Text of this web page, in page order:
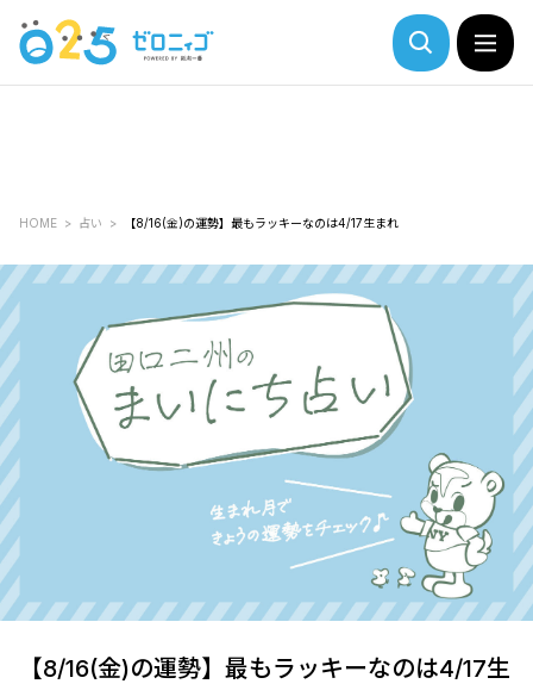
HOME 占い 【8/16(金)の運勢】最もラッキーなのは4/17生まれ
【8/16(金)の運勢】最もラッキーなのは4/17生